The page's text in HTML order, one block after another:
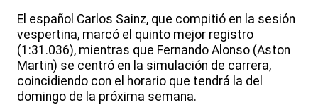
El español Carlos Sainz, que compitió en la sesión
vespertina, marcó el quinto mejor registro
(1:31.036), mientras que Fernando Alonso (Aston
Martin) se centró en la simulación de carrera,
coincidiendo con el horario que tendrá la del
domingo de la próxima semana.